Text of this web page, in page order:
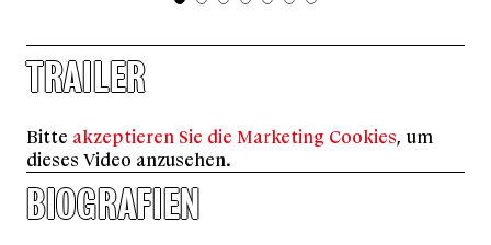
TRAILER
Bitte akzeptieren Sie die Marketing Cookies, um
dieses Video anzusehen.
BIOGRAFIEN